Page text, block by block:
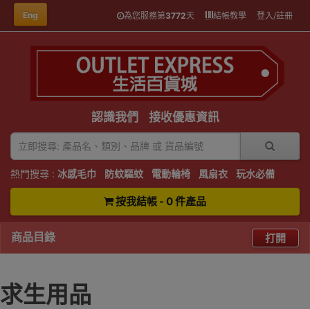
Eng 為您服務第3772天 結帳教學 登入/註冊
認識我們 接收優惠資訊
熱門搜尋 : 冰感毛巾 防蚊驅蚊 電動輪椅 風扇衣 玩水必備
按我結帳 - 0 件產品
商品目錄 打開
求生用品